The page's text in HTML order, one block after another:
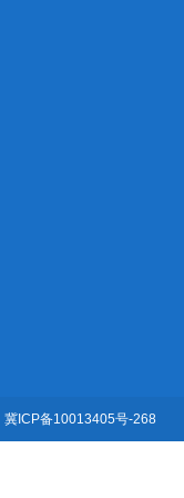
冀ICP备10013405号-268